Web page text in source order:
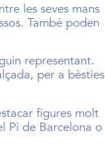
les seves mans
. També poden
representant.
per a bèsties
figures molt
Pi de Barcelona o